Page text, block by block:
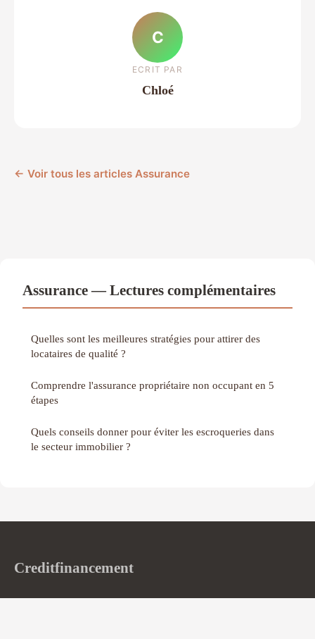
C
ECRIT PAR
Chloé
← Voir tous les articles Assurance
Assurance — Lectures complémentaires
Quelles sont les meilleures stratégies pour attirer des
locataires de qualité ?
Comprendre l'assurance propriétaire non occupant en 5
étapes
Quels conseils donner pour éviter les escroqueries dans
le secteur immobilier ?
Creditfinancement